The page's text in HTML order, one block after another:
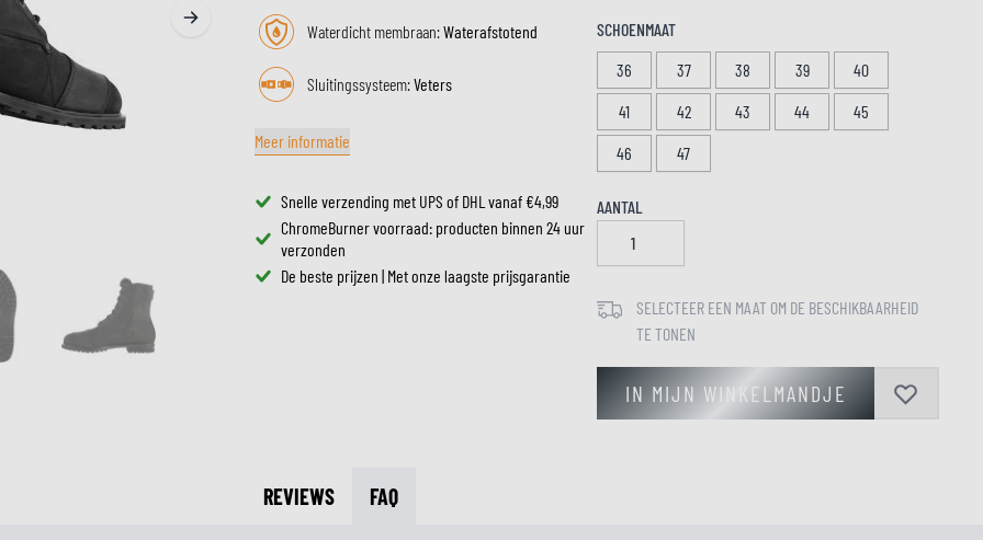
CROSSBRILLEN
BESCHERMING & ACCESSOIRES
AIRBAGS
VRIJETIJDSKLEDING
BRILLEN
SCHOENEN
HOODIES & SWEATERS
TANKTASSEN
ZADELTASSEN
BAGAGEREKKEN & BEVESTIGINGEN
SCHOENMAAT
36
37 38 39
40
41
42 43 44
45
46
47
AANTAL
SELECTEER EEN MAAT OM DE BESCHIKBAARHEID
TE TONEN
IN MIJN WINKELMANDJE
Waterdicht membraan:Waterafstotend
Sluitingssysteem:Veters
Meer informatie
Snelle verzending met UPS of DHL vanaf €4,99
ChromeBurner voorraad: producten binnen 24 uur
verzonden
De beste prijzen | Met onze laagste prijsgarantie
REVIEWS FAQ